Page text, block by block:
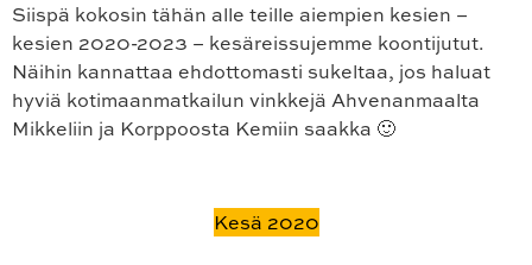
Siispä kokosin tähän alle teille aiempien kesien –
kesien 2020-2023 – kesäreissujemme koontijutut.
Näihin kannattaa ehdottomasti sukeltaa, jos haluat
hyviä kotimaanmatkailun vinkkejä Ahvenanmaalta
Mikkeliin ja Korppoosta Kemiin saakka 🙂
Kesä 2020